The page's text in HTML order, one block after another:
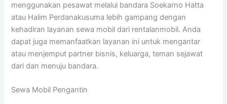
menggunakan pesawat melalui bandara Soekarno Hatta
atau Halim Perdanakusuma lebih gampang dengan
kehadiran layanan sewa mobil dari rentalanmobil. Anda
dapat juga memanfaatkan layanan ini untuk mengantar
atau menjemput partner bisnis, keluarga, teman sejawat
dari dan menuju bandara.
Sewa Mobil Pengantin